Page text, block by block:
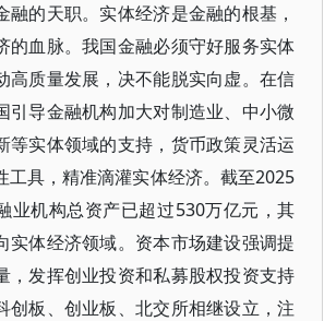
融的天职。实体经济是金融的根基，
的血脉。我国金融必须守好服务实体
高质量发展，决不能脱实向虚。在信
引导金融机构加大对制造业、中小微
等实体领域的支持，货币政策灵活运
工具，精准滴灌实体经济。截至2025
业机构总资产已超过530万亿元，其
实体经济领域。资本市场建设强调提
，发挥创业投资和私募股权投资支持
创板、创业板、北交所相继设立，注